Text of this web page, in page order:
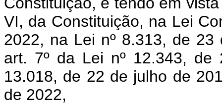
VI, da Constituição, na Lei
2022, na Lei nº 8.313, de
art. 7º da Lei nº 12.343,
13.018, de 22 de julho de
de 2022,